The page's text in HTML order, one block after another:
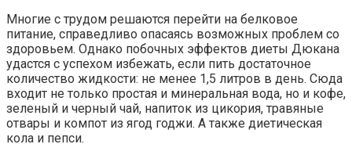
Многие с трудом решаются перейти на белковое
питание, справедливо опасаясь возможных проблем со
здоровьем. Однако побочных эффектов диеты Дюкана
удастся с успехом избежать, если пить достаточное
количество жидкости: не менее 1,5 литров в день. Сюда
входит не только простая и минеральная вода, но и кофе,
зеленый и черный чай, напиток из цикория, травяные
отвары и компот из ягод годжи. А также диетическая
кола и пепси.